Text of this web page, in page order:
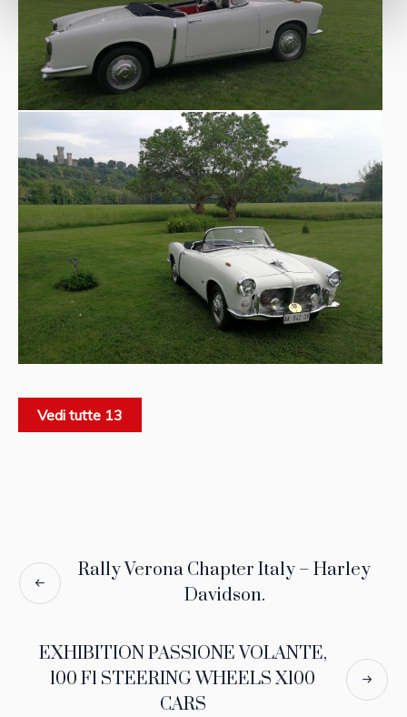
Vedi tutte 13
Rally Verona Chapter Italy – Harley
Davidson.
EXHIBITION PASSIONE VOLANTE,
100 F1 STEERING WHEELS X100
CARS